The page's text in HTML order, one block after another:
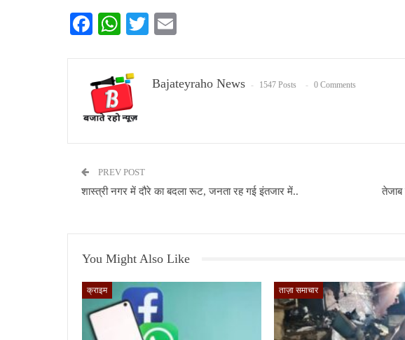
Facebook
WhatsApp
Twitter
Bajateyraho News 1547 Posts 0 Comments
PREV POST
शास्त्री नगर में दौरे का बदला रूट, जनता रह गई इंतजार में..
तेजाब
You Might Also Like
क्राइम ताज़ा समाचार